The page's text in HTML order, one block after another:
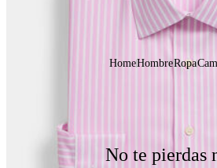
HomeHombreRopa
No te pierdas